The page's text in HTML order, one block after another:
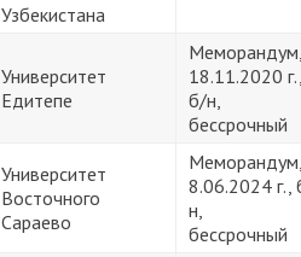
Узбекистана
Университет
Едитепе
18.11.2020
б/н,
бессрочный
Университет
Восточного
Сараево
8.06.2024 г.,
н,
бессрочный